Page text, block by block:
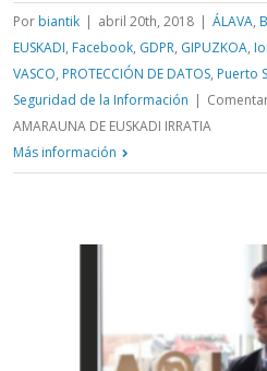
Por biantik | abril 20th, 2018 | ÁLAVA,
EUSKADI, Facebook, GDPR, GIPUZKOA,
VASCO, PROTECCIÓN DE DATOS, Puerto
Seguridad de la Información |
AMARAUNA DE EUSKADI IRRATIA
Más información